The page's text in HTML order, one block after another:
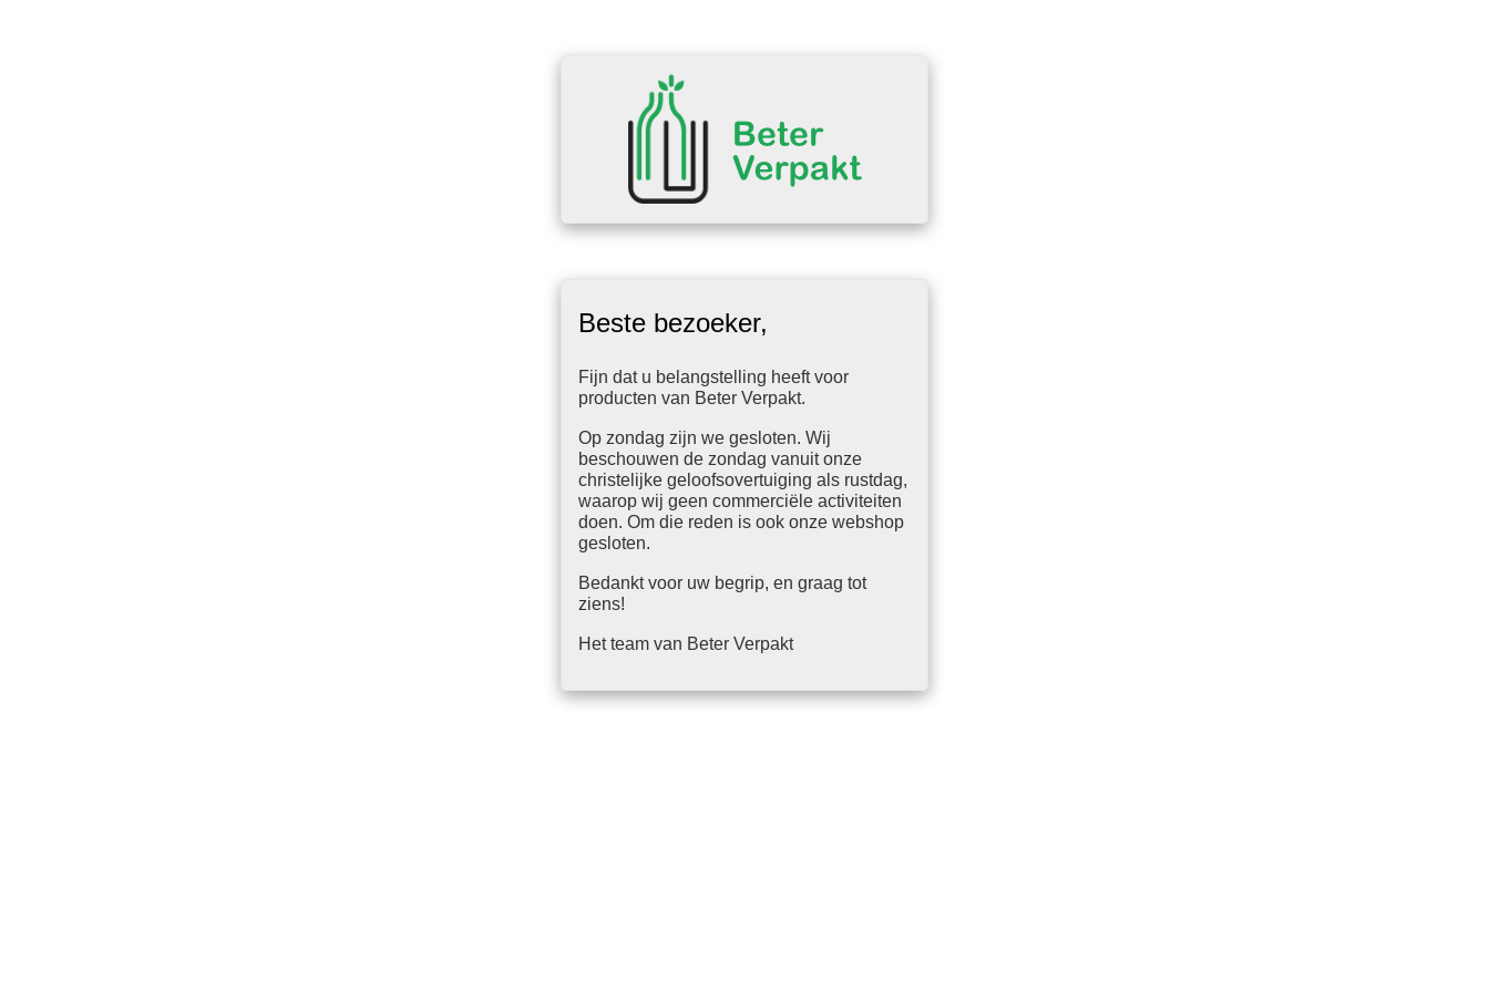
Beste bezoeker,
Fijn dat u belangstelling heeft voor
producten van Beter Verpakt.
Op zondag zijn we gesloten. Wij
beschouwen de zondag vanuit onze
christelijke geloofsovertuiging als rustdag,
waarop wij geen commerciële activiteiten
doen. Om die reden is ook onze webshop
gesloten.
Bedankt voor uw begrip, en graag tot
ziens!
Het team van Beter Verpakt